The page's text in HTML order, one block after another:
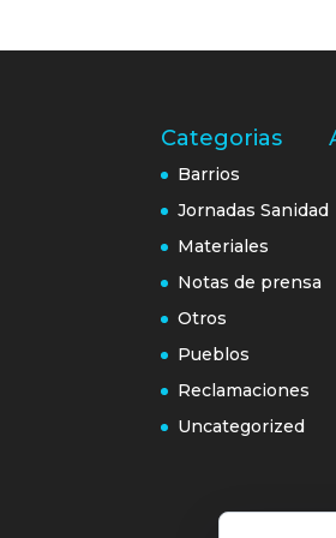
Categorias
Barrios
Jornadas Sanidad
Materiales
Notas de prensa
Otros
Pueblos
Reclamaciones
Uncategorized